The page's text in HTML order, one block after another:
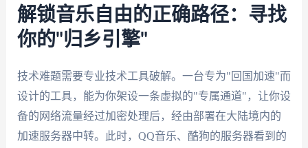
解锁音乐自由的正确路径：寻找
你的"归乡引擎"
技术难题需要专业技术工具破解。一台专为"回国加速"而
设计的工具，能为你架设一条虚拟的"专属通道"，让你设
备的网络流量经过加密处理后，经由部署在大陆境内的
加速服务器中转。此时，QQ音乐、酷狗的服务器看到的